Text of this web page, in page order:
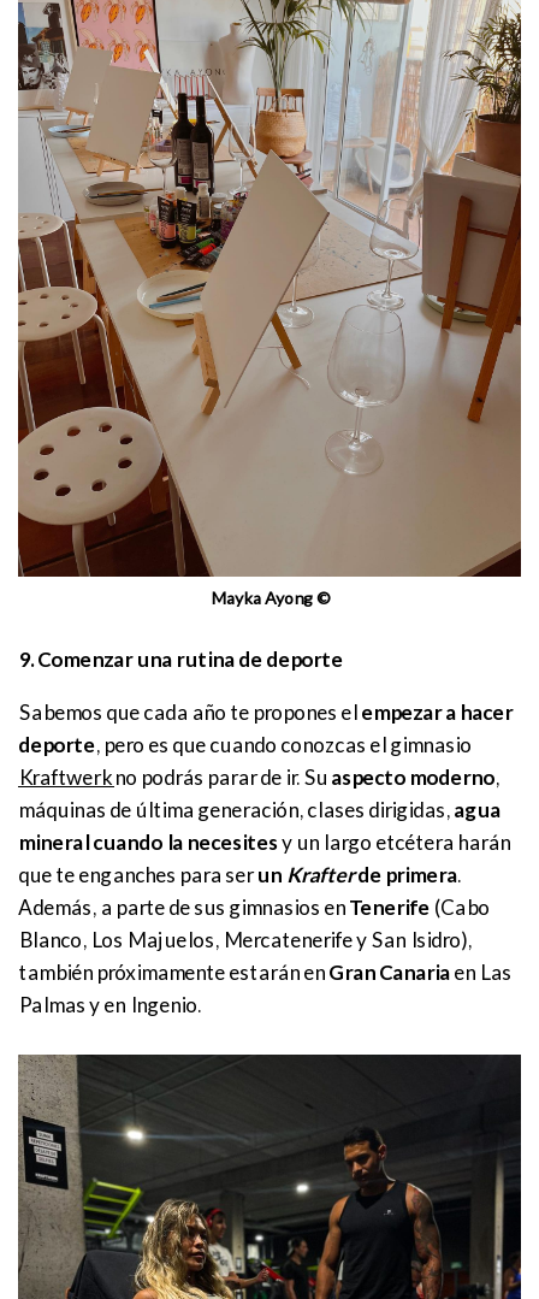
Mayka Ayong ©
9. Comenzar una rutina de deporte
Sabemos que cada año te propones elempezar a hacer
deporte, pero es que cuando conozcas el gimnasio
Kraftwerkno podrás parar de ir. Su aspecto moderno,
máquinas de última generación, clases dirigidas,agua
mineral cuando la necesitesy un largo etcétera harán
que te enganches para serun Krafterde primera.
Además, a parte de sus gimnasios enTenerife (Cabo
Blanco, Los Majuelos, Mercatenerife y San Isidro),
también próximamente estarán enGran Canariaen Las
Palmas y en Ingenio.